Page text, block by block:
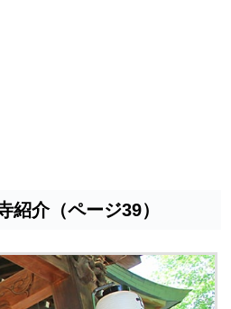
介（ページ39）